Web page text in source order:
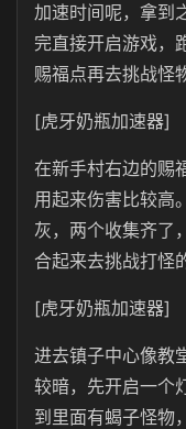
加速时间呢，拿到
完直接开启游戏，
赐福点再去挑战怪
[虎牙奶瓶加速器]
在新手村右边的赐
用起来伤害比较高
灰，两个收集齐了
合起来去挑战打怪
[虎牙奶瓶加速器]
进去镇子中心像教
较暗，先开启一个
到里面有蝎子怪物